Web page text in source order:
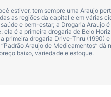
melhor fixação ao rosto,
resistente à água e ao
e movimentos
estiver, tem sempre uma Araujo
as regiões da capital e em várias
e bem-estar, a Drogaria Araujo
ela é a primeira drogaria de Belo
primeira drogaria Drive-Thru (1990)
Araujo de Medicamentos”
baixo, variedade e estoque.